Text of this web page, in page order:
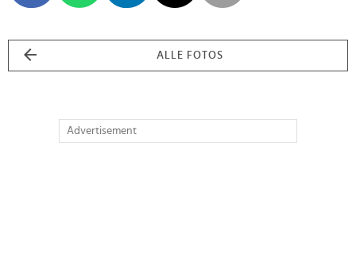
ALLE FOTOS
Advertisement